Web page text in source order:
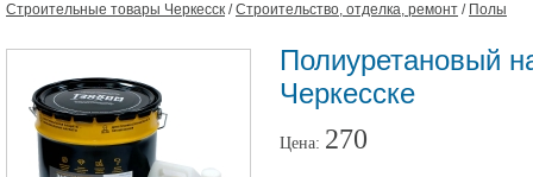
Строительные товары Черкесск /Строительство, отделка, ремонт / Полы
Полиуретановый
Черкесске
Цена: 270